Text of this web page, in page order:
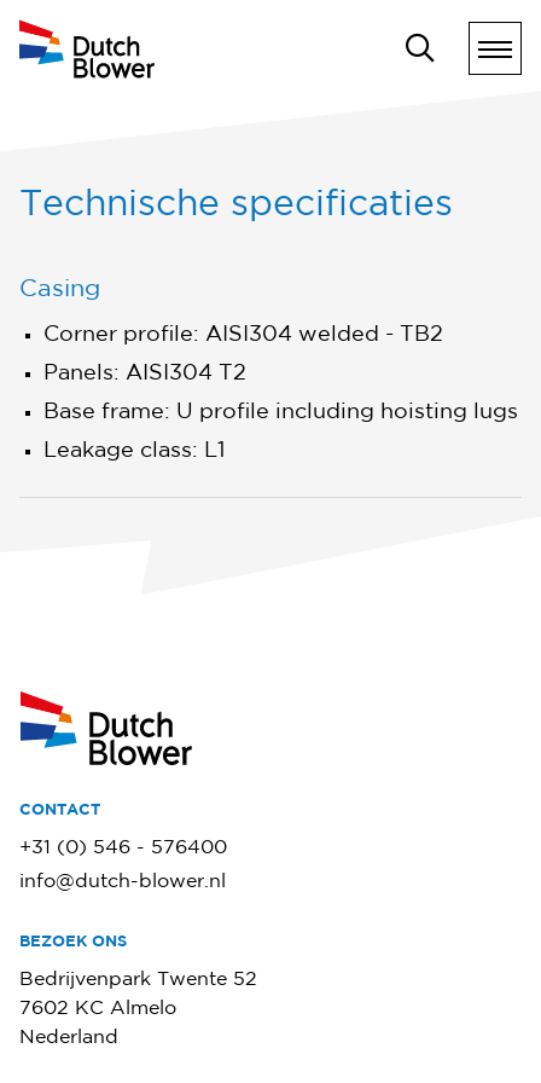
Technische specificaties
Casing
Corner profile: AISI304 welded - TB2
Panels: AISI304 T2
Base frame: U profile including hoisting lugs
Leakage class: L1
CONTACT
+31 (0) 546 - 576400
info@dutch-blower.nl
BEZOEK ONS
Bedrijvenpark Twente 52
7602 KC Almelo
Nederland